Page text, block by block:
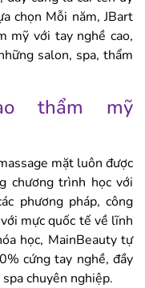
chọn Mỗi năm, JBart
mỹ với tay nghề cao,
salon, spa, thẩm
thẩm mỹ
mặt luôn được
chương trình học với
phương pháp, công
mực quốc tế về lĩnh
học, MainBeauty tự
cứng tay nghề, đầy
chuyên nghiệp.